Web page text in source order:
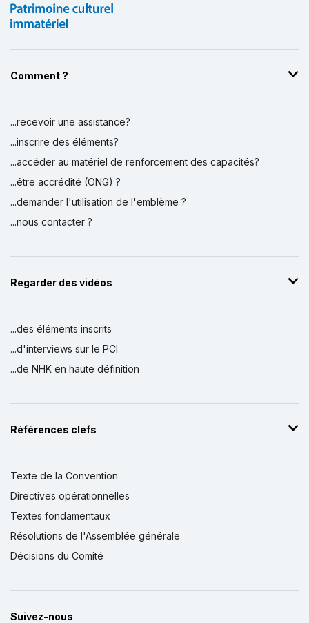
Comment ?
...recevoir une assistance?
...inscrire des éléments?
...accéder au matériel de renforcement des capacités?
...être accrédité (ONG) ?
...demander l'utilisation de l'emblème ?
...nous contacter ?
Regarder des vidéos
...des éléments inscrits
...d'interviews sur le PCI
...de NHK en haute définition
Références clefs
Texte de la Convention
Directives opérationnelles
Textes fondamentaux
Résolutions de l'Assemblée générale
Décisions du Comité
Suivez-nous